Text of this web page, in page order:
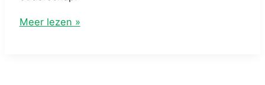
‘School
Meer lezen »